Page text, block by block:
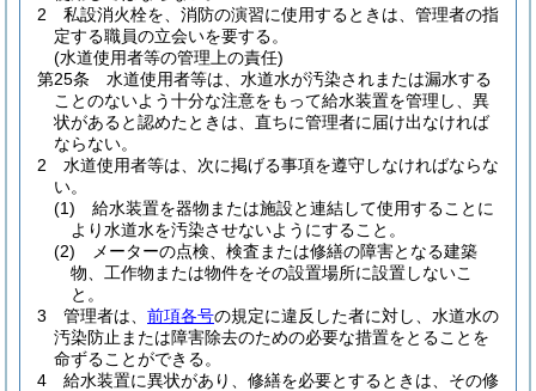
2
私設消火栓を、消防の演習に使用するときは、管理者の指
定する職員の立会いを要する。
(水道使用者等の管理上の責任)
第25条
水道使用者等は、水道水が汚染されまたは漏水する
ことのないよう十分な注意をもって給水装置を管理し、異
状があると認めたときは、直ちに管理者に届け出なければ
ならない。
2
水道使用者等は、次に掲げる事項を遵守しなければならな
い。
(1)
給水装置を器物または施設と連結して使用することに
より水道水を汚染させないようにすること。
(2)
メーターの点検、検査または修繕の障害となる建築
物、工作物または物件をその設置場所に設置しないこ
と。
3
管理者は、 前項各号の規定に違反した者に対し、水道水の
汚染防止または障害除去のための必要な措置をとることを
命ずることができる。
4
給水装置に異状があり、修繕を必要とするときは、その修